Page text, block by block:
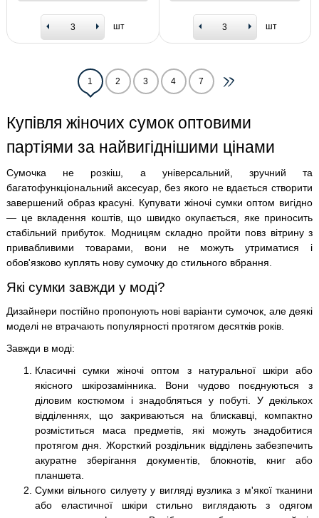
шт шт
1 2 3 4 7
Купівля жіночих сумок оптовими
партіями за найвигіднішими цінами
Сумочка не розкіш, а універсальний, зручний та
багатофункціональний аксесуар, без якого не вдається створити
завершений образ красуні. Купувати жіночі сумки оптом вигідно
— це вкладення коштів, що швидко окупається, яке приносить
стабільний прибуток. Модницям складно пройти повз вітрину з
привабливими товарами, вони не можуть утриматися і
обов'язково куплять нову сумочку до стильного вбрання.
Які сумки завжди у моді?
Дизайнери постійно пропонують нові варіанти сумочок, але деякі
моделі не втрачають популярності протягом десятків років.
Завжди в моді:
Класичні сумки жіночі оптом з натуральної шкіри або
якісного шкірозамінника. Вони чудово поєднуються з
діловим костюмом і знадобляться у побуті. У декількох
відділеннях, що закриваються на блискавці, компактно
розміститься маса предметів, які можуть знадобитися
протягом дня. Жорсткий роздільник відділень забезпечить
акуратне зберігання документів, блокнотів, книг або
планшета.
Сумки вільного силуету у вигляді вузлика з м'якої тканини
або еластичної шкіри стильно виглядають з одягом